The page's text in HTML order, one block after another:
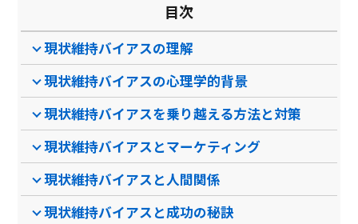
ライブ配信可
セキュリティ科目
ゼロデイ防御
インターネット接続不要
目次
現状維持バイアスの理解
現状維持バイアスの心理学的背景
現状維持バイアスを乗り越える方法と対策
現状維持バイアスとマーケティング
現状維持バイアスと人間関係
現状維持バイアスと成功の秘訣